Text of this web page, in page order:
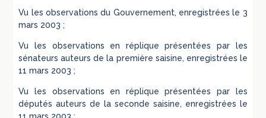
Vu les observations du Gouvernement, enregistrées le 3
mars 2003 ;
Vu les observations en réplique présentées par les
sénateurs auteurs de la première saisine, enregistrées le
11 mars 2003 ;
Vu les observations en réplique présentées par les
députés auteurs de la seconde saisine, enregistrées le